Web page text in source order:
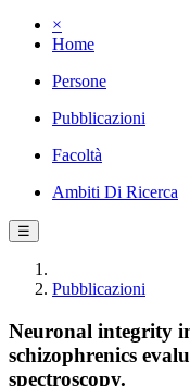
×
Home
Persone
Pubblicazioni
Facoltà
Ambiti Di Ricerca
☰
Pubblicazioni
Neuronal integrity
schizophrenics
spectroscopy.